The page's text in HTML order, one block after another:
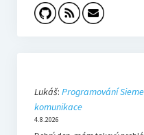
Lukáš: Programování
komunikace
4.8.2026